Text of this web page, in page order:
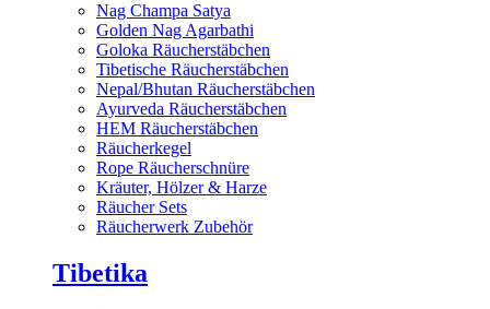
Nag Champa Satya
Golden Nag Agarbathi
Goloka Räucherstäbchen
Tibetische Räucherstäbchen
Nepal/Bhutan Räucherstäbchen
Ayurveda Räucherstäbchen
HEM Räucherstäbchen
Räucherkegel
Rope Räucherschnüre
Kräuter, Hölzer & Harze
Räucher Sets
Räucherwerk Zubehör
Tibetika